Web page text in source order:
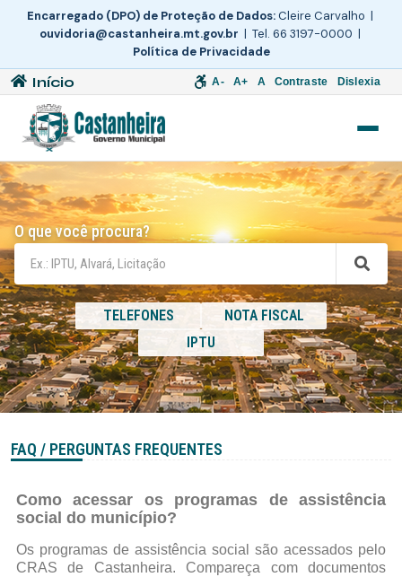
Encarregado (DPO) de Proteção de Dados:Cleire Carvalho |
ouvidoria@castanheira.mt.gov.br | Tel. 66 3197-0000 |
Política de Privacidade
Início A- A+ A Contraste Dislexia
O que você procura?
TELEFONES
NOTA FISCAL
IPTU
FAQ / PERGUNTAS FREQUENTES
Como acessar os programas de assistência
social do município?
Os programas de assistência social são acessados pelo
CRAS de Castanheira. Compareça com documentos